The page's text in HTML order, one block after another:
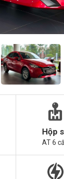
Hộp
AT 6